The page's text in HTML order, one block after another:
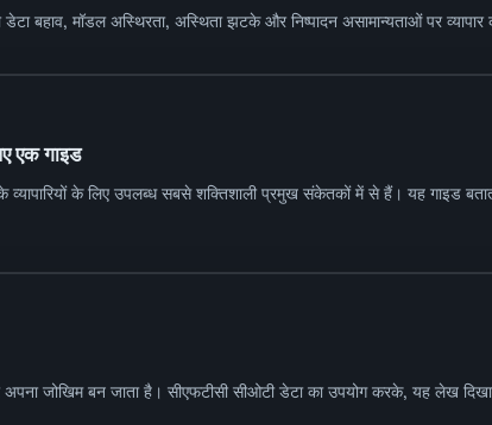
बहाव, मॉडल अस्थिरता, अस्थिता झटके और निष्पादन असामान्यताओं पर व्यापार
एक गाइड
के व्यापारियों के लिए उपलब्ध सबसे शक्तिशाली प्रमुख संकेतकों में से हैं। यह
अपना जोखिम बन जाता है। सीएफटीसी सीओटी डेटा का उपयोग करके, यह लेख